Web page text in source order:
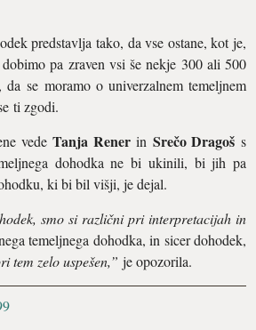
predstavlja tako, da vse ostane, kot je,
pa zraven vsi še nekje 300 ali 500
se moramo o univerzalnem temeljnem
ti zgodi.
vedeTanja Renerin Srečo Dragoš s
dohodka ne bi ukinili, bi jih pa
ki bi bil višji, je dejal.
smo si različni pri interpretacijah in
temeljnega dohodka, in sicer dohodek,
tem zelo uspešen,” je opozorila.